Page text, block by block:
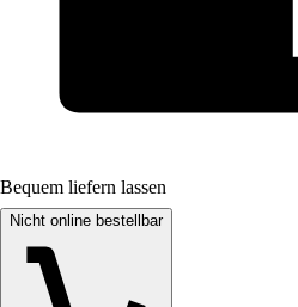
Bequem liefern lassen
Nicht online bestellbar